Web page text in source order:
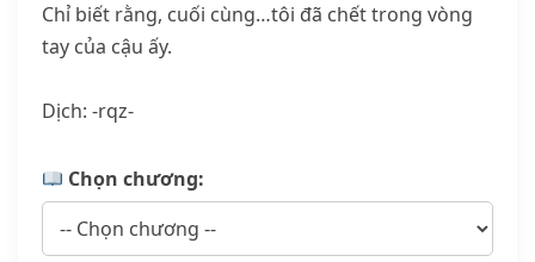
Chỉ biết rằng, cuối cùng…tôi đã chết trong vòng
tay của cậu ấy.
Dịch: -rqz-
Chọn chương: